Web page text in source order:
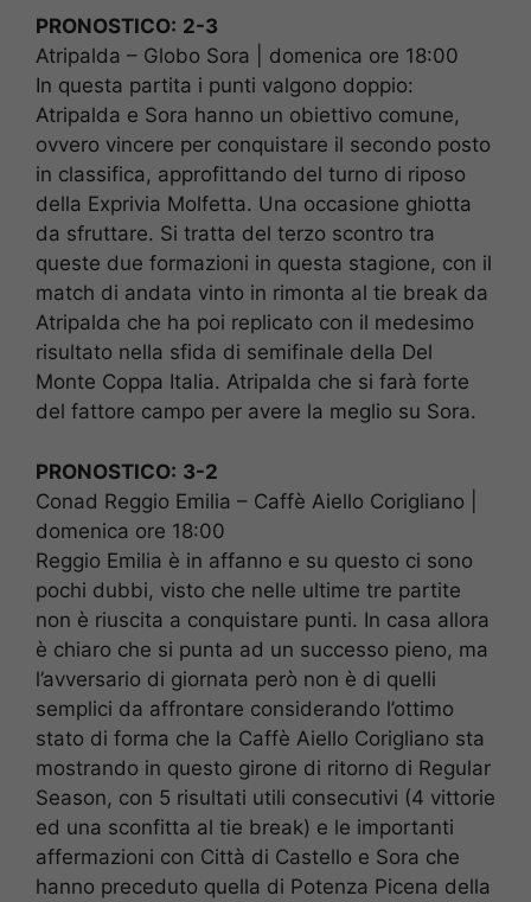
PRONOSTICO: 2-3
Atripalda – Globo Sora | domenica ore 18:00
In questa partita i punti valgono doppio:
Atripalda e Sora hanno un obiettivo comune,
ovvero vincere per conquistare il secondo posto
in classifica, approfittando del turno di riposo
della Exprivia Molfetta. Una occasione ghiotta
da sfruttare. Si tratta del terzo scontro tra
queste due formazioni in questa stagione, con il
match di andata vinto in rimonta al tie break da
Atripalda che ha poi replicato con il medesimo
risultato nella sfida di semifinale della Del
Monte Coppa Italia. Atripalda che si farà forte
del fattore campo per avere la meglio su Sora.
PRONOSTICO: 3-2
Conad Reggio Emilia – Caffè Aiello Corigliano |
domenica ore 18:00
Reggio Emilia è in affanno e su questo ci sono
pochi dubbi, visto che nelle ultime tre partite
non è riuscita a conquistare punti. In casa allora
è chiaro che si punta ad un successo pieno, ma
l’avversario di giornata però non è di quelli
semplici da affrontare considerando l’ottimo
stato di forma che la Caffè Aiello Corigliano sta
mostrando in questo girone di ritorno di Regular
Season, con 5 risultati utili consecutivi (4 vittorie
ed una sconfitta al tie break) e le importanti
affermazioni con Città di Castello e Sora che
hanno preceduto quella di Potenza Picena della